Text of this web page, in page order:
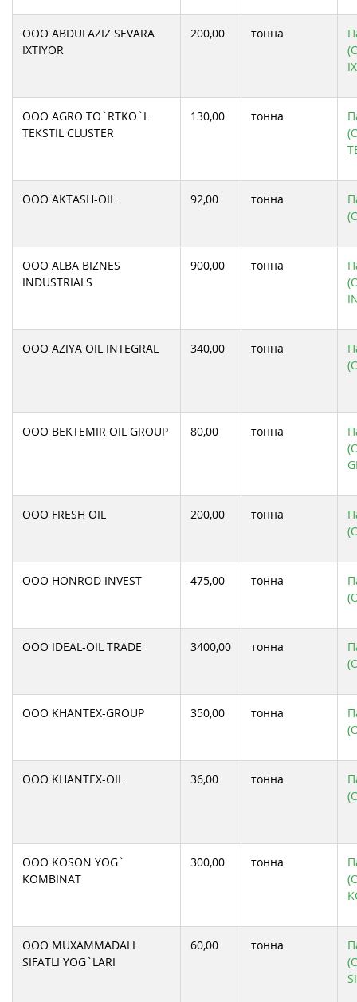
ООО ABDULAZIZ SEVARA
IXTIYOR
200,00 тонна
ООО AGRO TO`RTKO`L
TEKSTIL CLUSTER
130,00 тонна
ООО AKTASH-OIL 92,00 тонна
ООО ALBA BIZNES
INDUSTRIALS
900,00 тонна
ООО AZIYA OIL INTEGRAL 340,00 тонна
ООО BEKTEMIR OIL GROUP 80,00 тонна
ООО FRESH OIL 200,00 тонна
ООО HONROD INVEST 475,00 тонна
ООО IDEAL-OIL TRADE 3400,00 тонна
ООО KHANTEX-GROUP 350,00 тонна
ООО KHANTEX-OIL 36,00 тонна
ООО KOSON YOG`
KOMBINAT
300,00 тонна
ООО MUXAMMADALI
SIFATLI YOG`LARI
60,00 тонна